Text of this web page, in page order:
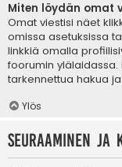
Miten löydän omat
Omat viestisi näet
omissa asetuksissa
linkkiä omalla
foorumin ylälaidassa.
tarkennettua hakua
Ylös
Seuraaminen